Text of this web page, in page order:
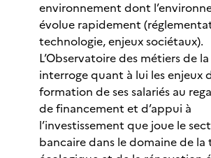
environnement dont
évolue rapidement
technologie, enjeux sociétaux).
L’Observatoire des métiers de
interroge quant à lui les enjeux
formation de ses salariés au
de financement et d’appui à
l’investissement que joue le
bancaire dans le domaine de